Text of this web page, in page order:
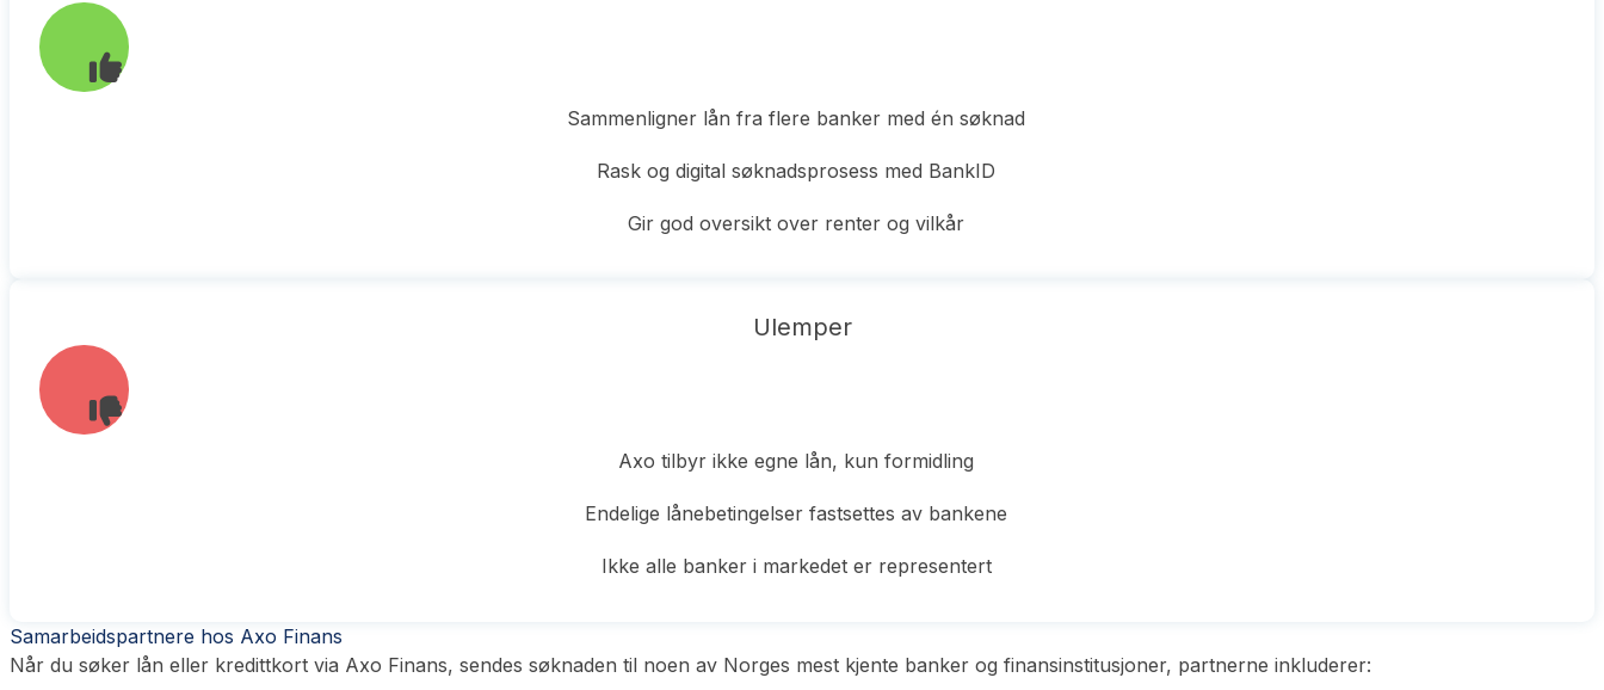
Sammenligner lån fra flere banker med én søknad
Rask og digital søknadsprosess med BankID
Gir god oversikt over renter og vilkår
Ulemper
Axo tilbyr ikke egne lån, kun formidling
Endelige lånebetingelser fastsettes av bankene
Ikke alle banker i markedet er representert
Samarbeidspartnere hos Axo Finans
Når du søker lån eller kredittkort via Axo Finans, sendes søknaden til noen av Norges mest kjente banker og finansinstitusjoner, partnerne inkluderer: